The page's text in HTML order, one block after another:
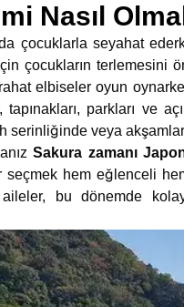
Nasıl
çocuklarla seyahat
çocukların terlemesini
elbiseler oyun
parkları ve
serinliğinde veya
Sakura zamanı
seçmek hem eğlenceli
aileler, bu dönemde